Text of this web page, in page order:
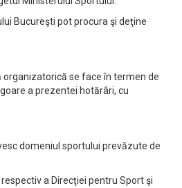
Bucureşti pot procura şi deţine
se face în termen de
a prezentei hotărâri, cu
domeniul sportului prevăzute de
a Direcţiei pentru Sport şi